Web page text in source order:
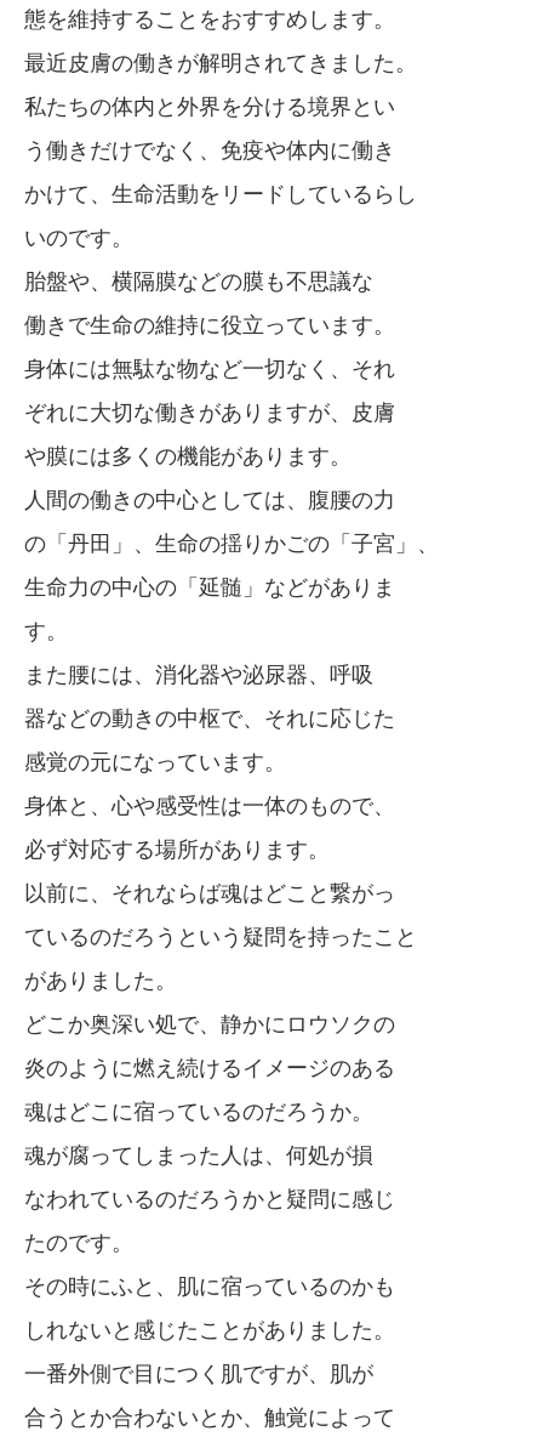
態を維持することをおすすめします。
最近皮膚の働きが解明されてきました。
私たちの体内と外界を分ける境界とい
う働きだけでなく、免疫や体内に働き
かけて、生命活動をリードしているらし
いのです。
胎盤や、横隔膜などの膜も不思議な
働きで生命の維持に役立っています。
身体には無駄な物など一切なく、それ
ぞれに大切な働きがありますが、皮膚
や膜には多くの機能があります。
人間の働きの中心としては、腹腰の力
の「丹田」、生命の揺りかごの「子宮」、
生命力の中心の「延髄」などがありま
す。
また腰には、消化器や泌尿器、呼吸
器などの動きの中枢で、それに応じた
感覚の元になっています。
身体と、心や感受性は一体のもので、
必ず対応する場所があります。
以前に、それならば魂はどこと繋がっ
ているのだろうという疑問を持ったこと
がありました。
どこか奥深い処で、静かにロウソクの
炎のように燃え続けるイメージのある
魂はどこに宿っているのだろうか。
魂が腐ってしまった人は、何処が損
なわれているのだろうかと疑問に感じ
たのです。
その時にふと、肌に宿っているのかも
しれないと感じたことがありました。
一番外側で目につく肌ですが、肌が
合うとか合わないとか、触覚によって